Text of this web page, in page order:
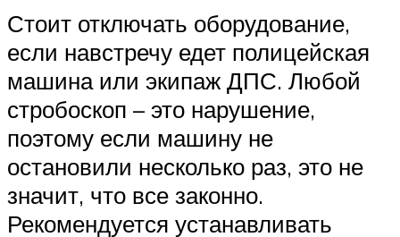
Стоит отключать оборудование,
если навстречу едет полицейская
машина или экипаж ДПС. Любой
стробоскоп – это нарушение,
поэтому если машину не
остановили несколько раз, это не
значит, что все законно.
Рекомендуется устанавливать